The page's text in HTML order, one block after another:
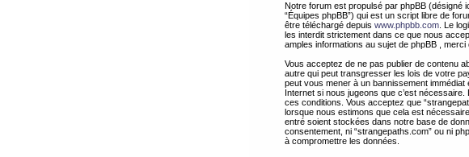
Notre forum est propulsé par phpBB (désigné
“Équipes phpBB”) qui est un script libre de
être téléchargé depuis www.phpbb.com . Le
les interdit strictement dans ce que nous
amples informations au sujet de phpBB , merci
Vous acceptez de ne pas publier de contenu
autre qui peut transgresser les lois de votre
peut vous mener à un bannissement
Internet si nous jugeons que c’est
ces conditions. Vous acceptez que
lorsque nous estimons que cela est
entré soient stockées dans notre base de
consentement, ni “strangepaths.com” ou ni
à compromettre les données.